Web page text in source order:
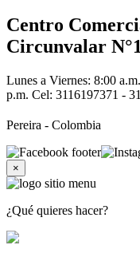
Centro
Circunvalar
Lunes a Viernes: 8:00
p.m. Cel: 3116197371 -
Pereira - Colombia
×
¿Qué quieres hacer?